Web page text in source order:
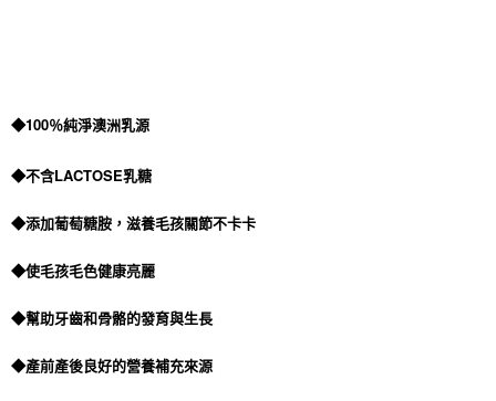
◆100％純淨澳洲乳源
◆不含LACTOSE乳糖
◆添加葡萄糖胺，滋養毛孩關節不卡卡
◆使毛孩毛色健康亮麗
◆幫助牙齒和骨骼的發育與生長
◆產前產後良好的營養補充來源